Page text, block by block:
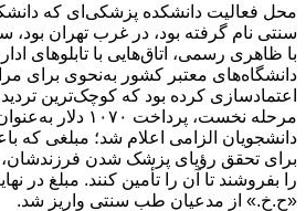
محل فعالیت دانشکده پزشکی‌ای که
سنتی نام گرفته بود، در غرب تهران بود،
با ظاهری رسمی، اتاق‌هایی با تابلوهای
دانشگاه‌های معتبر کشور به‌نحوی برای
اعتمادسازی کرده بود که کوچک‌ترین
مرحله نخست،
دانشجویان الزامی اعلام شد؛ مبلغی که
برای تحقق رؤیای پزشک شدن فرزندشان،
را بفروشند تا آن را تأمین کنند. مبلغ در
«ح.خ.» از مدعیان طب سنتی واریز شد.